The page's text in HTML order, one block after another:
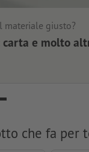
materiale giusto?
carta e molto
che fa per